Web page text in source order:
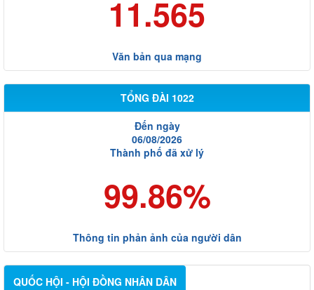
11.565
Văn bản qua mạng
TỔNG ĐÀI 1022
Đến ngày
06/08/2026
Thành phố đã xử lý
99.86%
Thông tin phản ảnh của người dân
QUỐC HỘI - HỘI ĐỒNG NHÂN DÂN